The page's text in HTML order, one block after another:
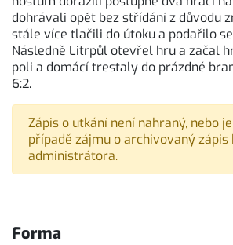
dohrávali opět bez střídání z důvodu
stále více tlačili do útoku a podařilo
Následně Litrpůl otevřel hru a začal
poli a domácí trestaly do prázdné
6:2.
Zápis o utkání není nahraný, nebo
případě zájmu o archivovaný
administrátora.
Forma